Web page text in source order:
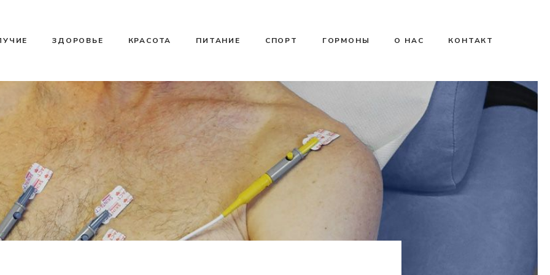
ЗДОРОВЬЕ КРАСОТА ПИТАНИЕ СПОРТ ГОРМОНЫ О НАС КОНТАКТ